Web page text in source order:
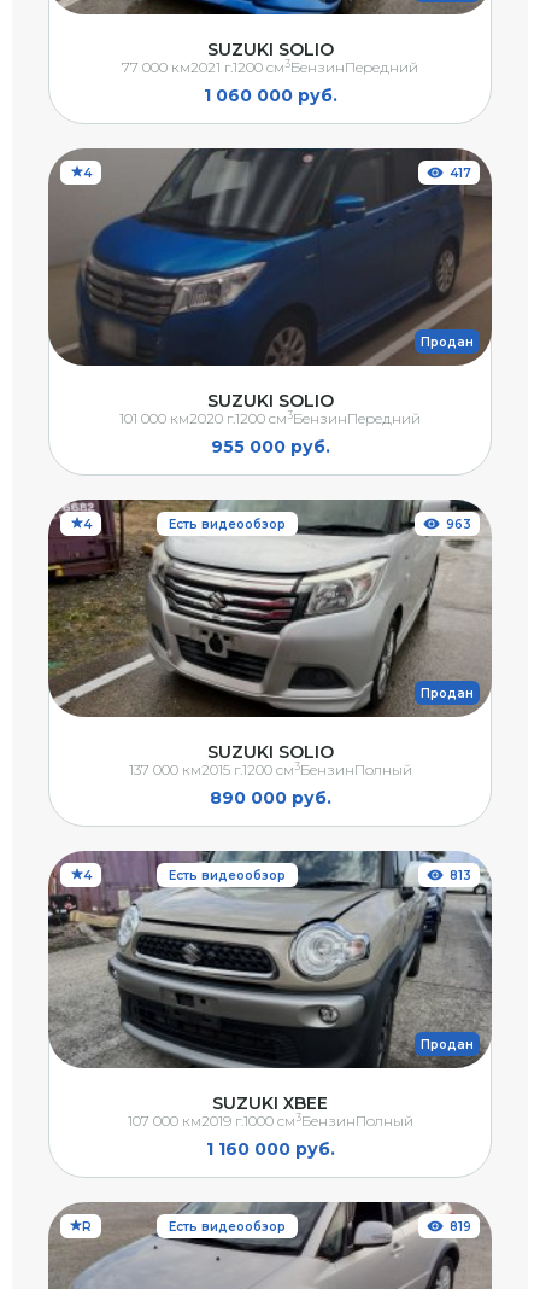
SUZUKI SOLIO
1 060 000 руб.
77 000 км2021 г.1200 см3БензинПередний
4
Продан
417
SUZUKI SOLIO
955 000 руб.
101 000 км2020 г.1200 см3БензинПередний
4 Есть видеообзор
Продан
963
SUZUKI SOLIO
890 000 руб.
137 000 км2015 г.1200 см3БензинПолный
4 Есть видеообзор
Продан
813
SUZUKI XBEE
1 160 000 руб.
107 000 км2019 г.1000 см3БензинПолный
R Есть видеообзор 819